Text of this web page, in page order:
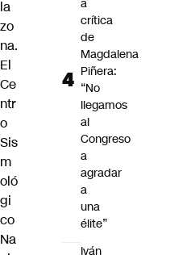
la
zo
na.
El
Ce
ntr
o
Sis
m
oló
gi
co
Na
a
crítica
de
Magdalena
Piñera:
“No
llegamos
al
Congreso
a
agradar
a
una
élite”
Iván